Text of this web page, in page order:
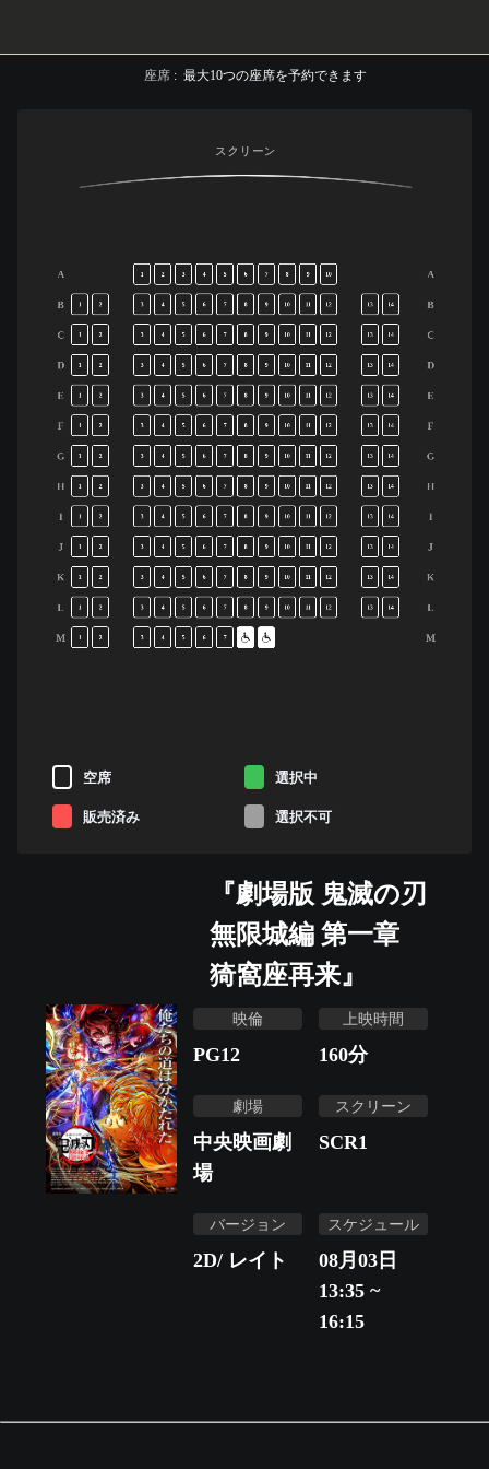
座席 : 最大10つの座席を予約できます
スクリーン
A
B
C
D
E
F
G
H
I
J
K
L
M
A
B
C
D
E
F
G
H
I
J
K
L
M
1 2 3 4 5 6 7 8 9 10
1 2 3 4 5 6 7 8 9 10 11 12 13 14
1 2 3 4 5 6 7 8 9 10 11 12 13 14
1 2 3 4 5 6 7 8 9 10 11 12 13 14
1 2 3 4 5 6 7 8 9 10 11 12 13 14
2 3 4 5 6 7 8 9 10 12 13 14
1 2 3 4 5 6 7 8 9 10 11 12 13 14
1 2 3 4 5 6 7 8 9 10 11 12 13 14
1 2 3 4 5 6 7 8 9 10 11 12 13 14
1 2 3 4 5 6 7 8 9 10 11 12 13 14
1 2 3 4 5 6 7 8 9 10 11 12 13 14
1 2 3 4 5 6 7 8 9 10 11 12 13 14
2 3 4 5 6 7
空席 選択中
販売済み 選択不可
『劇場版 鬼滅の刃
無限城編 第一章
猗窩座再来』
映倫
PG12
上映時間
160分
劇場
中央映画劇
場
スクリーン
SCR1
バージョン
2D/ レイト
スケジュール
08月03日
13:35 ~
16:15